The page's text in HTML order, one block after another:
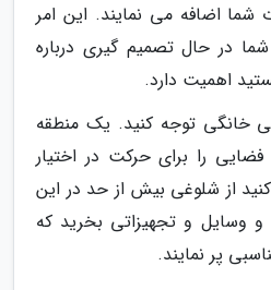
شما اضافه می نمایند. این امر
در حال تصمیم گیری درباره
اهمیت دارد.
خانگی توجه کنید. یک منطقه
فضایی را برای حرکت در اختیار
از شلوغی بیش از حد در این
و وسایل و تجهیزاتی بخرید که
پر نمایند.